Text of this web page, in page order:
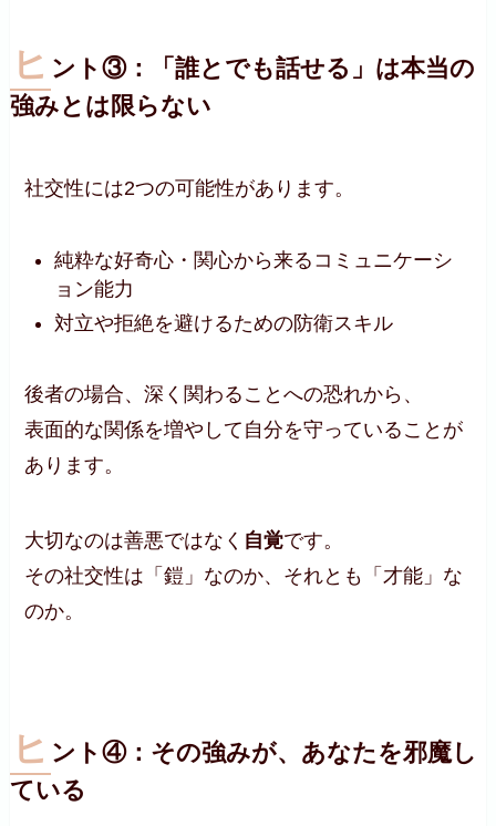
ヒ ント③：「誰とでも話せる」は本当の
強みとは限らない
社交性には2つの可能性があります。
純粋な好奇心・関心から来るコミュニケーシ
ョン能力
対立や拒絶を避けるための防衛スキル
後者の場合、深く関わることへの恐れから、
表面的な関係を増やして自分を守っていることが
あります。
大切なのは善悪ではなく 自覚です。
その社交性は「鎧」なのか、それとも「才能」な
のか。
ヒ ント④：その強みが、あなたを邪魔し
ている